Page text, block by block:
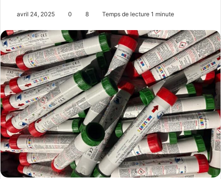
avril 24, 2025 0 8 Temps de lecture 1 minute